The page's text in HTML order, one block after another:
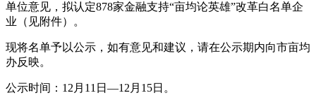
单位意见，拟认定878家金融支持“亩均论英雄”改革白名单企
业（见附件）。
现将名单予以公示，如有意见和建议，请在公示期内向市亩均
办反映。
公示时间：12月11日—12月15日。